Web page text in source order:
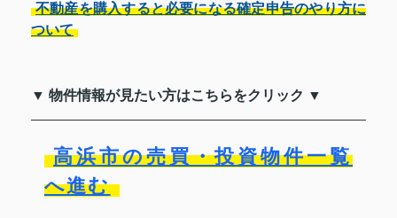
不動産を購入すると必要になる確定申告のやり方に
ついて
▼ 物件情報が見たい方はこちらをクリック ▼
高浜市の売買・投資物件一覧
へ進む